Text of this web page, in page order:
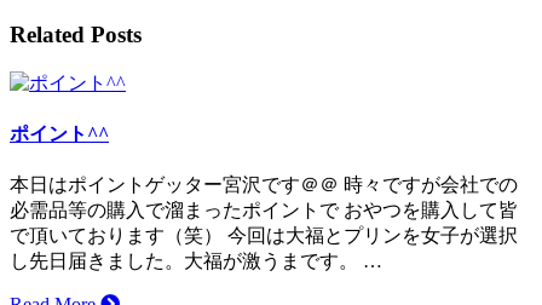
Related Posts
ポイント^^
本日はポイントゲッター宮沢です＠＠ 時々ですが会社での
必需品等の購入で溜まったポイントで おやつを購入して皆
で頂いております（笑） 今回は大福とプリンを女子が選択
し先日届きました。大福が激うまです。 …